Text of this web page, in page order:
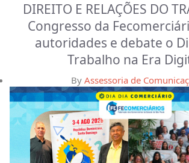
DIREITO E RELAÇÕES DO
Congresso da
autoridades e debate o
Trabalho na Era
By Assessoria de